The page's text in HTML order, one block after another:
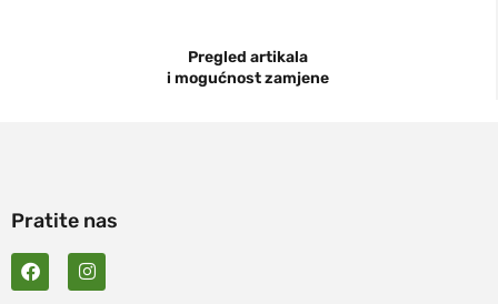
Pregled artikala
i mogućnost zamjene
Pratite nas